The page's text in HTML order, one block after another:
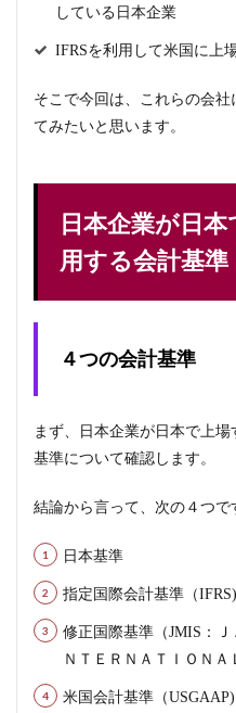
している日本企業
IFRSを利用して米国に上
そこで今回は、これらの会
てみたいと思います。
日本企業が日
用する会計基準
４つの会計基準
まず、日本企業が日本で上
基準について確認します。
結論から言って、次の４つで
日本基準
指定国際会計基準（IFRS)
修正国際基準（JMIS：Ｊ
ＮＴＥＲＮＡＴＩＯＮＡ
米国会計基準（USGAAP)